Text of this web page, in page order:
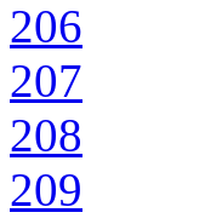
206
207
208
209